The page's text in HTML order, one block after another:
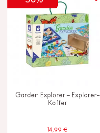
Garden Explorer – Explorer-
Koffer
14,99 €